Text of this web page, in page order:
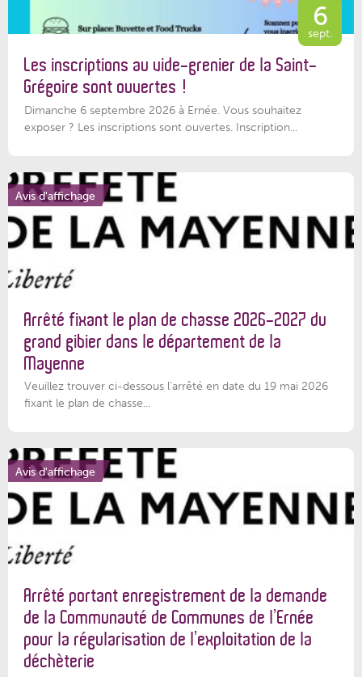
6
sept.
Les inscriptions au vide-grenier de la Saint-
Grégoire sont ouvertes !
Dimanche 6 septembre 2026 à Ernée. Vous souhaitez
exposer ? Les inscriptions sont ouvertes. Inscription...
Avis d'affichage
Arrêté fixant le plan de chasse 2026-2027 du
grand gibier dans le département de la
Mayenne
Veuillez trouver ci-dessous l’arrêté en date du 19 mai 2026
fixant le plan de chasse...
Avis d'affichage
Arrêté portant enregistrement de la demande
de la Communauté de Communes de l’Ernée
pour la régularisation de l’exploitation de la
déchèterie